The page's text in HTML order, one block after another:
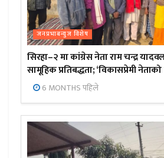
जनप्रभाबन्युज विशेष
सिरहा–२ मा कांग्रेस नेता राम चन्द्र
सामूहिक प्रतिबद्धता; ‘विकासप्रेमी
6 MONTHS पहिले